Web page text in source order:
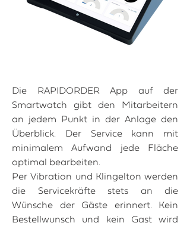
Die RAPIDORDER App auf der
Smartwatch gibt den Mitarbeitern
an jedem Punkt in der Anlage den
Überblick. Der Service kann mit
minimalem Aufwand jede Fläche
optimal bearbeiten.
Per Vibration und Klingelton werden
die Servicekräfte stets an die
Wünsche der Gäste erinnert. Kein
Bestellwunsch und kein Gast wird